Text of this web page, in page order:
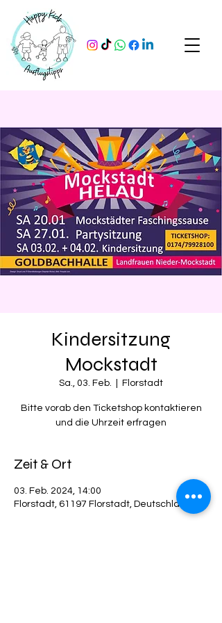
Kindersitzung
Mockstadt
Sa., 03. Feb. Florstadt
Bitte vorab den Ticketshop kontaktieren
und die Uhrzeit erfragen
Zeit & Ort
03. Feb. 2024, 14:00
Florstadt, 61197 Florstadt, Deutschland